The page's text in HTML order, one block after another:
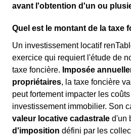
avant l'obtention d'un ou
Quel est le montant de la taxe
Un investissement locatif
exercice qui requiert l'étude de
taxe foncière. Imposée
propriétaires, la taxe foncière
peut fortement impacter les
investissement immobilier. Son
valeur locative cadastrale d'un
d'imposition défini par les